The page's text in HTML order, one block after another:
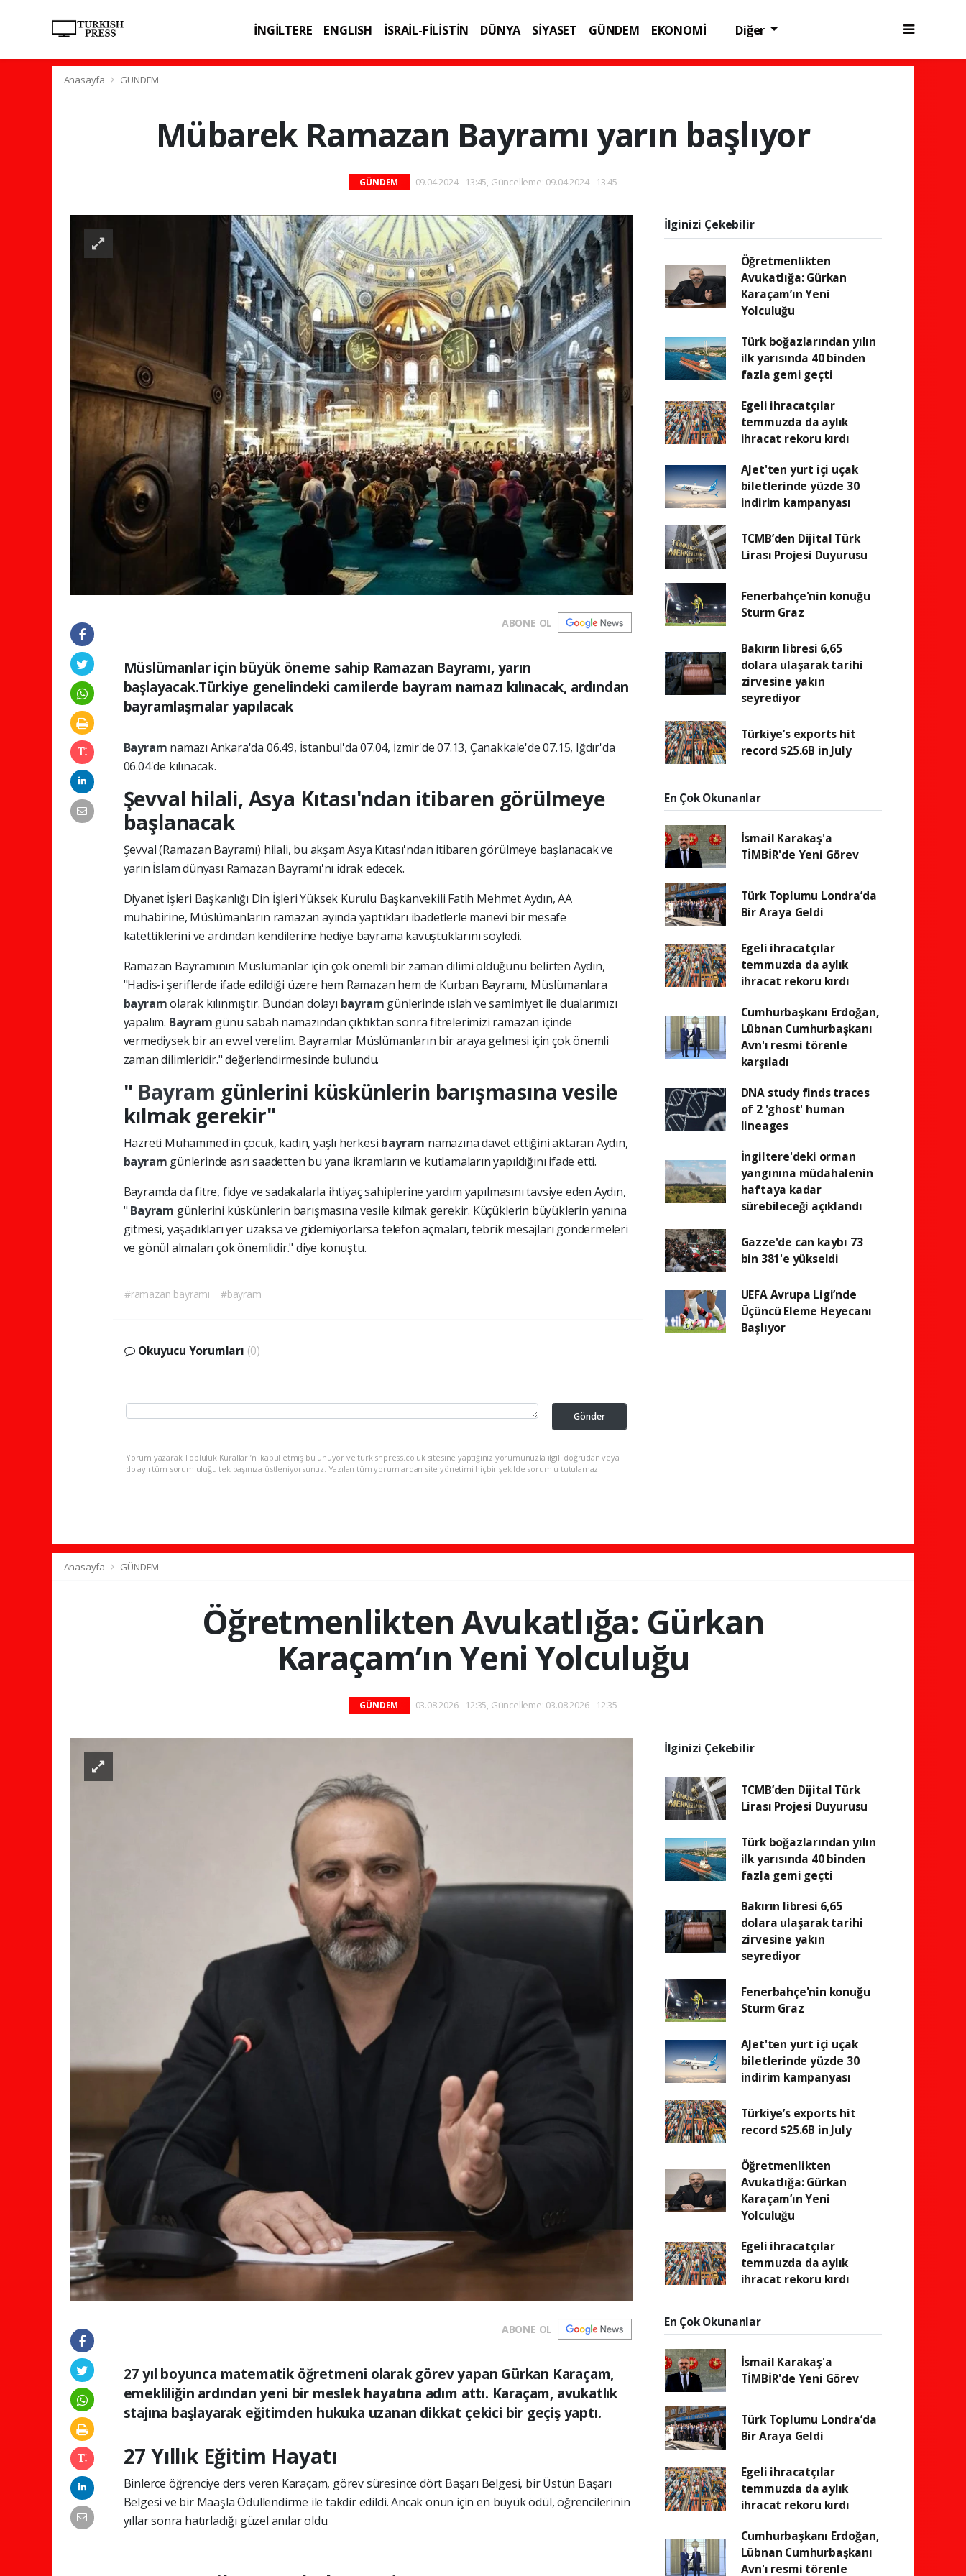
İNGİLTERE ENGLISH İSRAİL-FİLİSTİN DÜNYA SİYASET GÜNDEM
EKONOMİ
Diğer
Anasayfa GÜNDEM
Mübarek Ramazan Bayramı yarın başlıyor
GÜNDEM 09.04.2024 - 13:45, Güncelleme: 09.04.2024 - 13:45
ABONE OL
Müslümanlar için büyük öneme sahip Ramazan Bayramı, yarın
başlayacak.Türkiye genelindeki camilerde bayram namazı kılınacak, ardından
bayramlaşmalar yapılacak
Bayram namazı Ankara'da 06.49, İstanbul'da 07.04, İzmir'de 07.13, Çanakkale'de 07.15, Iğdır'da
06.04'de kılınacak.
Şevval hilali, Asya Kıtası'ndan itibaren görülmeye
başlanacak
Şevval (Ramazan Bayramı) hilali, bu akşam Asya Kıtası'ndan itibaren görülmeye başlanacak ve
yarın İslam dünyası Ramazan Bayramı'nı idrak edecek.
Diyanet İşleri Başkanlığı Din İşleri Yüksek Kurulu Başkanvekili Fatih Mehmet Aydın, AA
muhabirine, Müslümanların ramazan ayında yaptıkları ibadetlerle manevi bir mesafe
katettiklerini ve ardından kendilerine hediye bayrama kavuştuklarını söyledi.
Ramazan Bayramının Müslümanlar için çok önemli bir zaman dilimi olduğunu belirten Aydın,
"Hadis-i şeriflerde ifade edildiği üzere hem Ramazan hem de Kurban Bayramı, Müslümanlara
bayramolarak kılınmıştır. Bundan dolayı bayram günlerinde ıslah ve samimiyet ile dualarımızı
yapalım. Bayram günü sabah namazından çıktıktan sonra fitrelerimizi ramazan içinde
vermediysek bir an evvel verelim. Bayramlar Müslümanların bir araya gelmesi için çok önemli
zaman dilimleridir." değerlendirmesinde bulundu.
" Bayram günlerini küskünlerin barışmasına vesile
kılmak gerekir"
Hazreti Muhammed'in çocuk, kadın, yaşlı herkesi bayram namazına davet ettiğini aktaran Aydın,
bayram günlerinde asrı saadetten bu yana ikramların ve kutlamaların yapıldığını ifade etti.
Bayramda da fitre, fidye ve sadakalarla ihtiyaç sahiplerine yardım yapılmasını tavsiye eden Aydın,
" Bayram günlerini küskünlerin barışmasına vesile kılmak gerekir. Küçüklerin büyüklerin yanına
gitmesi, yaşadıkları yer uzaksa ve gidemiyorlarsa telefon açmaları, tebrik mesajları göndermeleri
ve gönül almaları çok önemlidir." diye konuştu.
#ramazan bayramı #bayram
Okuyucu Yorumları (0)
Gönder
Yorum yazarak Topluluk Kuralları’nı kabul etmiş bulunuyor ve turkishpress.co.uk sitesine yaptığınız yorumunuzla ilgili doğrudan veya
dolaylı tüm sorumluluğu tek başınıza üstleniyorsunuz. Yazılan tüm yorumlardan site yönetimi hiçbir şekilde sorumlu tutulamaz.
İlginizi Çekebilir
Öğretmenlikten
Avukatlığa: Gürkan
Karaçam’ın Yeni
Yolculuğu
Türk boğazlarından yılın
ilk yarısında 40 binden
fazla gemi geçti
Egeli ihracatçılar
temmuzda da aylık
ihracat rekoru kırdı
AJet'ten yurt içi uçak
biletlerinde yüzde 30
indirim kampanyası
TCMB’den Dijital Türk
Lirası Projesi Duyurusu
Fenerbahçe'nin konuğu
Sturm Graz
Bakırın libresi 6,65
dolara ulaşarak tarihi
zirvesine yakın
seyrediyor
Türkiye’s exports hit
record $25.6B in July
En Çok Okunanlar
İsmail Karakaş'a
TİMBİR'de Yeni Görev
Türk Toplumu Londra’da
Bir Araya Geldi
Egeli ihracatçılar
temmuzda da aylık
ihracat rekoru kırdı
Cumhurbaşkanı Erdoğan,
Lübnan Cumhurbaşkanı
Avn'ı resmi törenle
karşıladı
DNA study finds traces
of 2 'ghost' human
lineages
İngiltere'deki orman
yangınına müdahalenin
haftaya kadar
sürebileceği açıklandı
Gazze'de can kaybı 73
bin 381'e yükseldi
UEFA Avrupa Ligi’nde
Üçüncü Eleme Heyecanı
Başlıyor
Anasayfa GÜNDEM
Öğretmenlikten Avukatlığa: Gürkan
Karaçam’ın Yeni Yolculuğu
GÜNDEM 03.08.2026 - 12:35, Güncelleme: 03.08.2026 - 12:35
ABONE OL
27 yıl boyunca matematik öğretmeni olarak görev yapan Gürkan Karaçam,
emekliliğin ardından yeni bir meslek hayatına adım attı. Karaçam, avukatlık
stajına başlayarak eğitimden hukuka uzanan dikkat çekici bir geçiş yaptı.
27 Yıllık Eğitim Hayatı
Binlerce öğrenciye ders veren Karaçam, görev süresince dört Başarı Belgesi, bir Üstün Başarı
Belgesi ve bir Maaşla Ödüllendirme ile takdir edildi. Ancak onun için en büyük ödül, öğrencilerinin
yıllar sonra hatırladığı güzel anılar oldu.
İlginizi Çekebilir
TCMB’den Dijital Türk
Lirası Projesi Duyurusu
Türk boğazlarından yılın
ilk yarısında 40 binden
fazla gemi geçti
Bakırın libresi 6,65
dolara ulaşarak tarihi
zirvesine yakın
seyrediyor
Fenerbahçe'nin konuğu
Sturm Graz
AJet'ten yurt içi uçak
biletlerinde yüzde 30
indirim kampanyası
Türkiye’s exports hit
record $25.6B in July
Öğretmenlikten
Avukatlığa: Gürkan
Karaçam’ın Yeni
Yolculuğu
Egeli ihracatçılar
temmuzda da aylık
ihracat rekoru kırdı
En Çok Okunanlar
İsmail Karakaş'a
TİMBİR'de Yeni Görev
Türk Toplumu Londra’da
Bir Araya Geldi
Egeli ihracatçılar
temmuzda da aylık
ihracat rekoru kırdı
Cumhurbaşkanı Erdoğan,
Lübnan Cumhurbaşkanı
Avn'ı resmi törenle